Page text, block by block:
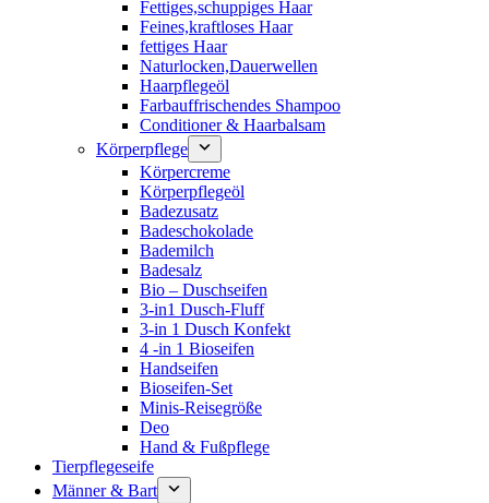
Fettiges,schuppiges Haar
Feines,kraftloses Haar
fettiges Haar
Naturlocken,Dauerwellen
Haarpflegeöl
Farbauffrischendes Shampoo
Conditioner & Haarbalsam
Körperpflege
Körpercreme
Körperpflegeöl
Badezusatz
Badeschokolade
Bademilch
Badesalz
Bio – Duschseifen
3-in1 Dusch-Fluff
3-in 1 Dusch Konfekt
4 -in 1 Bioseifen
Handseifen
Bioseifen-Set
Minis-Reisegröße
Deo
Hand & Fußpflege
Tierpflegeseife
Männer & Bart